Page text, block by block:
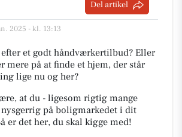
Del artikel
2025 - kl. 13:13
et godt håndværkertilbud? Eller
mere på at finde et hjem, der står
lige nu og her?
at du - ligesom rigtig mange
nysgerrig på boligmarkedet i dit
er det her, du skal kigge med!